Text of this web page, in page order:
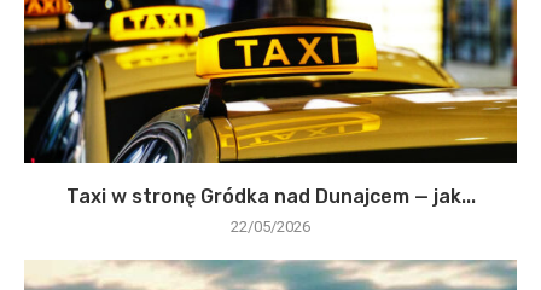
Taxi w stronę Gródka nad Dunajcem — jak...
22/05/2026